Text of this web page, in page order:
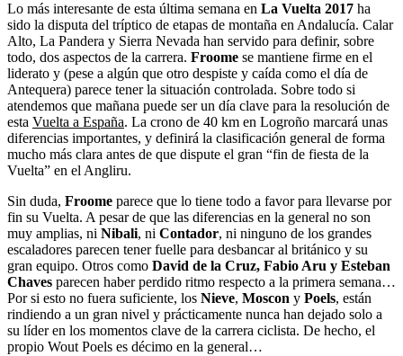
Lo más interesante de esta última semana en La Vuelta 2017 ha
sido la disputa del tríptico de etapas de montaña en Andalucía. Calar
Alto, La Pandera y Sierra Nevada han servido para definir, sobre
todo, dos aspectos de la carrera. Froome se mantiene firme en el
liderato y (pese a algún que otro despiste y caída como el día de
Antequera) parece tener la situación controlada. Sobre todo si
atendemos que mañana puede ser un día clave para la resolución de
esta Vuelta a España. La crono de 40 km en Logroño marcará unas
diferencias importantes, y definirá la clasificación general de forma
mucho más clara antes de que dispute el gran “fin de fiesta de la
Vuelta” en el Angliru.
Sin duda, Froome parece que lo tiene todo a favor para llevarse por
fin su Vuelta. A pesar de que las diferencias en la general no son
muy amplias, ni Nibali, ni Contador, ni ninguno de los grandes
escaladores parecen tener fuelle para desbancar al británico y su
gran equipo. Otros como David de la Cruz, Fabio Aru y Esteban
Chaves parecen haber perdido ritmo respecto a la primera semana…
Por si esto no fuera suficiente, los Nieve, Moscon y Poels, están
rindiendo a un gran nivel y prácticamente nunca han dejado solo a
su líder en los momentos clave de la carrera ciclista. De hecho, el
propio Wout Poels es décimo en la general…